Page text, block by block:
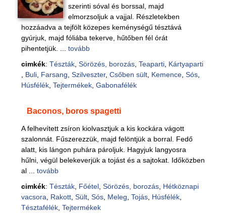
szerinti sóval és borssal, majd
elmorzsoljuk a vajjal. Részletekben
hozzáadva a tejfölt közepes keménységű tésztává
gyúrjuk, majd fóliába tekerve, hűtőben fél órát
pihentetjük. ... tovább
cimkék: Tészták, Sörözés, borozás, Teaparti, Kártyaparti
Buli, Farsang Szilveszter, Csőben sült, Kemence, Sós,
Húsfélék, Tejtermékek, Gabonafélék
Baconos, boros spagetti
A felhevített zsíron kiolvasztjuk a kis kockára vágott
szalonnát. Fűszerezzük, majd felöntjük a borral. Fedő
alatt, kis lángon puhára pároljuk. Hagyjuk langyosra
hűlni, végül belekeverjük a tojást és a sajtokat. Időközben
al ... tovább
cimkék: Tészták, Főétel, Sörözés, borozás, Hétköznapi
vacsora
Rakott, Sült, Sós, Meleg Tojás, Húsfélék,
Tésztafélék, Tejtermékek